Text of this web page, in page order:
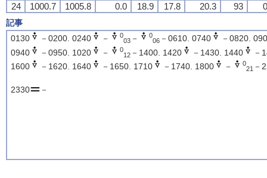
24
1000.7 1005.8 0.0 18.9 17.8 20.3 93
記事
0130
－0200. 0240 － 0
03－ 0
06－0610. 0740
－0820.
0940
－0950. 1020 － 0
12－1400. 1420 －1430. 1440
－
1600
－1620. 1640 －1650. 1710 －1740. 1800 － 0
21 －
2330 －